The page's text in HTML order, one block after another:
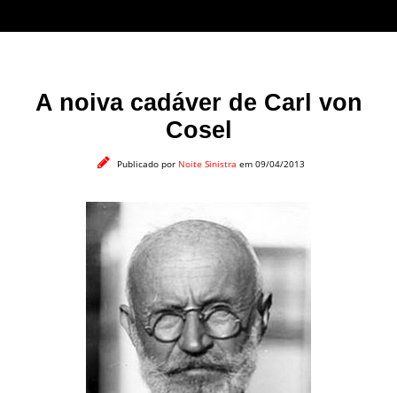
A noiva cadáver de Carl von
Cosel
Publicado por Noite Sinistra em 09/04/2013